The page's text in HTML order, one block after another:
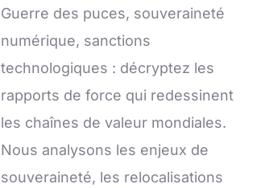
Guerre des puces, souveraineté
numérique, sanctions
technologiques : décryptez les
rapports de force qui redessinent
les chaînes de valeur mondiales.
Nous analysons les enjeux de
souveraineté, les relocalisations